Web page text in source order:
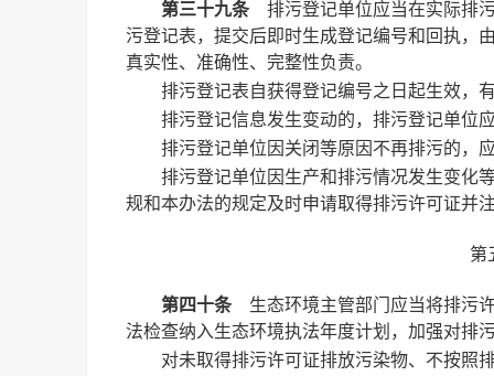
第三十九条排污登记单位应当在实际排污
污登记表，提交后即时生成登记编号和回执，
真实性、准确性、完整性负责。
排污登记表自获得登记编号之日起生效，
排污登记信息发生变动的，排污登记单位
排污登记单位因关闭等原因不再排污的，
排污登记单位因生产和排污情况发生变化
规和本办法的规定及时申请取得排污许可证并
第
第四十条生态环境主管部门应当将排污
法检查纳入生态环境执法年度计划，加强对排
对未取得排污许可证排放污染物、不按照